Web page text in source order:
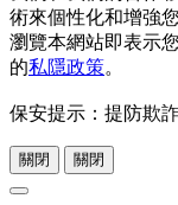
術來個性化和增強
瀏覽本網站即表示
的私隱政策。
保安提示：提防欺
關閉 關閉